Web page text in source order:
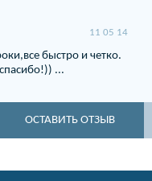
11 05 14
быстро и четко.
...
ОСТАВИТЬ ОТЗЫВ